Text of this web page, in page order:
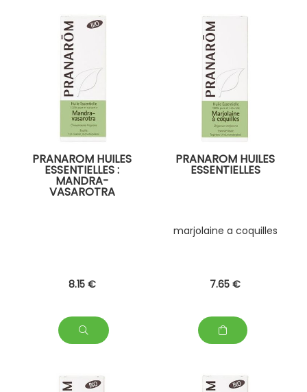
PRANAROM HUILES
ESSENTIELLES :
MANDRA-
VASAROTRA
8.15 €
PRANAROM HUILES
ESSENTIELLES
marjolaine a coquilles
7.65 €